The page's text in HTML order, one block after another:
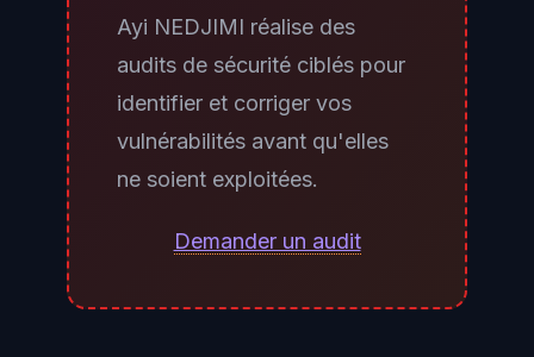
L'advisory Check Point sk182038
fournit un script de vérification
cas de doute, contactez votre
partenaire Check Point certifié
pour une revue de configuration
Ayi NEDJIMI réalise des
audits de sécurité ciblés pour
identifier et corriger vos
vulnérabilités avant qu'elles
ne soient exploitées.
Demander un audit